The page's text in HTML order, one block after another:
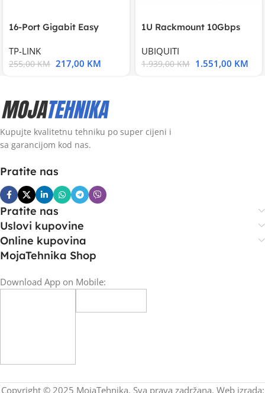
16-Port Gigabit Easy
TP-LINK
255,00KM 217,00 KM
1U Rackmount 10Gbps
UBIQUITI
1.939,00KM 1.551,00 KM
Kupujte kvalitetnu tehniku po super cijeni i
sa garancijom kod nas.
Pratite nas
Pratite nas
Uslovi kupovine
Online kupovina
MojaTehnika Shop
Download App on Mobile:
Copyright © 2025 MojaTehnika. Sva prava zadržana. Web izrada: